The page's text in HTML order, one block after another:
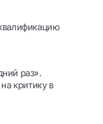
раз».
критику в